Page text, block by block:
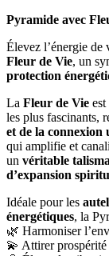
Pyramide avec
Élevez l’énergie de
Fleur de Vie, un
protection
La Fleur de Vie
les plus fascinants,
et de la connexion
qui amplifie et
un véritable
d’expansion
Idéale pour les
énergétiques, la
🌿 Harmoniser
💫 Attirer